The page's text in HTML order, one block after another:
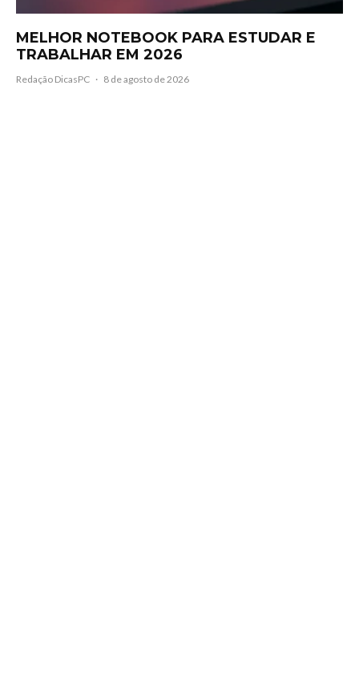
MELHOR NOTEBOOK PARA ESTUDAR E
TRABALHAR EM 2026
Redação DicasPC · 8 de agosto de 2026